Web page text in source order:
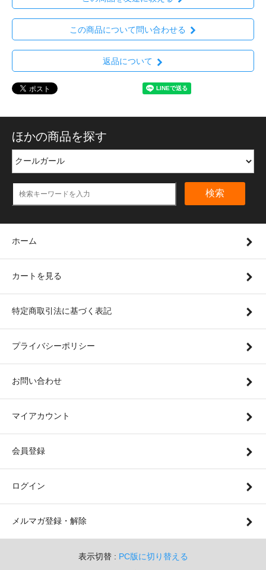
この商品について問い合わせる
返品について
ほかの商品を探す
検索
ホーム
カートを見る
特定商取引法に基づく表記
プライバシーポリシー
お問い合わせ
マイアカウント
会員登録
ログイン
メルマガ登録・解除
表示切替 : PC版に切り替える